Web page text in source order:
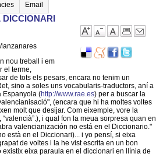
Email
DICCIONARI
nou treball i em
el terme,
de tots els pesars, encara no tenim un
sino a soles uns vocabularis-traductors, aní a
Espanyola (http://www.rae.es) per a buscar la
(encara que hi ha moltes voltes
molt que desijar. Com eixemple, vore la
i qual fon la meua sorpresa quan en
valencianización no está en el Diccionario."
està en el Diccionari)... i yo pensí, si eixa
de voltes i la he vist escrita en un bon
existix eixa paraula en el diccionari en llínia de